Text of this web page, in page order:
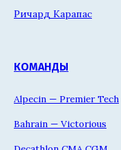
Ричард Карапас
КОМАНДЫ
Alpecin — Premier Tech
Bahrain — Victorious